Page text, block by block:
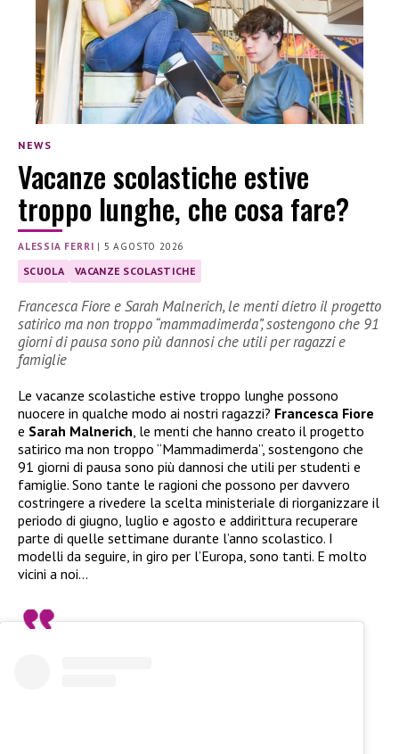
NEWS
Vacanze scolastiche estive
troppo lunghe, che cosa fare?
ALESSIA FERRI | 5 AGOSTO 2026
SCUOLA VACANZE SCOLASTICHE
Francesca Fiore e Sarah Malnerich, le menti dietro il progetto
satirico ma non troppo “mammadimerda”, sostengono che 91
giorni di pausa sono più dannosi che utili per ragazzi e
famiglie
Le vacanze scolastiche estive troppo lunghe possono
nuocere in qualche modo ai nostri ragazzi? Francesca Fiore
e Sarah Malnerich, le menti che hanno creato il progetto
satirico ma non troppo “Mammadimerda”, sostengono che
91 giorni di pausa sono più dannosi che utili per studenti e
famiglie. Sono tante le ragioni che possono per davvero
costringere a rivedere la scelta ministeriale di riorganizzare il
periodo di giugno, luglio e agosto e addirittura recuperare
parte di quelle settimane durante l’anno scolastico. I
modelli da seguire, in giro per l’Europa, sono tanti. E molto
vicini a noi…